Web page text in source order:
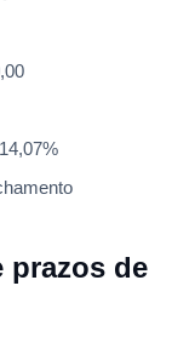
14,07%
prazos de